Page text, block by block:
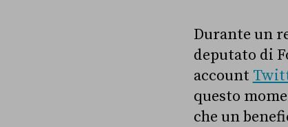
Durante un
deputato di
account
questo
che un